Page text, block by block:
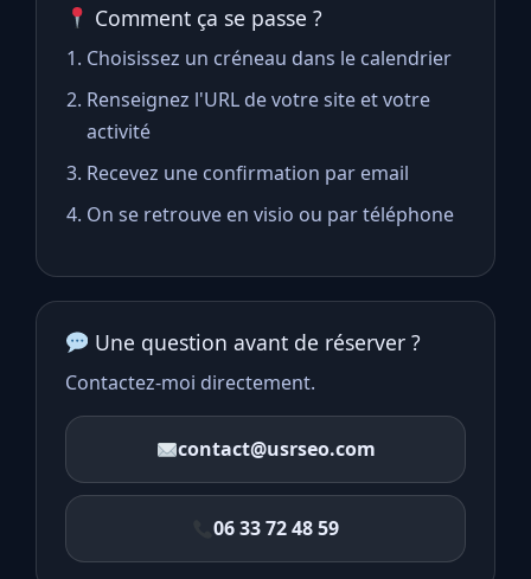
Comment ça se passe ?
Choisissez un créneau dans le calendrier
Renseignez l'URL de votre site et votre
activité
Recevez une confirmation par email
On se retrouve en visio ou par téléphone
Une question avant de réserver ?
Contactez-moi directement.
contact@usrseo.com
06 33 72 48 59